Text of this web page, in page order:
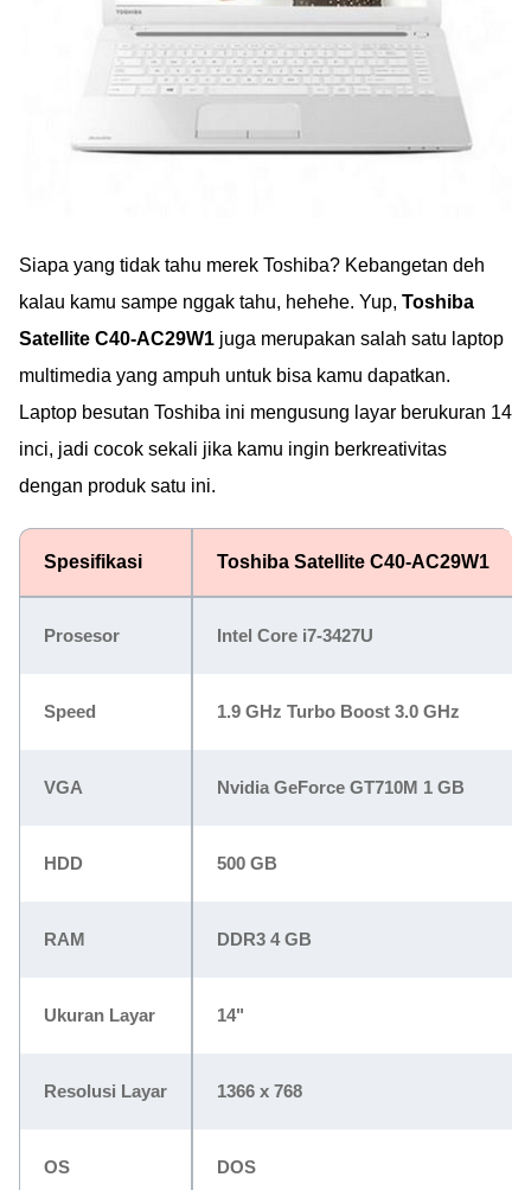
Siapa yang tidak tahu merek Toshiba? Kebangetan deh
kalau kamu sampe nggak tahu, hehehe. Yup, Toshiba
Satellite C40-AC29W1 juga merupakan salah satu laptop
multimedia yang ampuh untuk bisa kamu dapatkan.
Laptop besutan Toshiba ini mengusung layar berukuran 14
inci, jadi cocok sekali jika kamu ingin berkreativitas
dengan produk satu ini.
Spesifikasi Toshiba Satellite C40-AC29W1
Prosesor Intel Core i7-3427U
Speed 1.9 GHz Turbo Boost 3.0 GHz
VGA Nvidia GeForce GT710M 1 GB
HDD 500 GB
RAM DDR3 4 GB
Ukuran Layar 14"
Resolusi Layar 1366 x 768
OS DOS